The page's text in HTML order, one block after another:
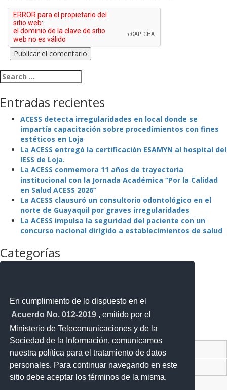
En cumplimiento de lo dispuesto en el
Acuerdo No. 012-2019 , emitido por el
Ministerio de Telecomunicaciones y de la
Sociedad de la Información, comunicamos
nuestra política para el tratamiento de datos
personales. Para continuar navegando en este
sitio debe aceptar los términos de la misma.
Search for:
Entradas recientes
ACESS detecta irregularidades en local donde se
impartía capacitación sobre procedimientos con fines
estéticos en Loja
La ACESS entregó la certificación ESAMYN al hospital del
IESS de Loja.
La ACESS conmemora 11 años de trayectoria
institucional con la Jornada Académica “Por la Calidad
en Salud ACESS 2026”
La ACESS clausuró un consultorio odontológico en el
norte de Guayaquil por graves irregularidades
La ACESS impulsa la seguridad del paciente con un
concurso nacional dirigido a establecimientos de salud
Categorías
Noticias
Noticias Destacadas
Programas y Servicios
Sin categoría
Contacto Ciudadano Digital
Portal Trámites Ciudadanos
Sistema Nacional de Información (SNI)